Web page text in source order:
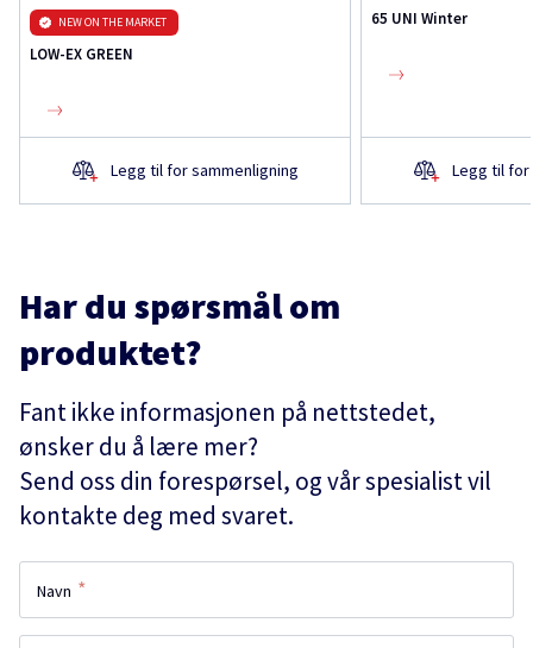
NEW ON THE MARKET
LOW-EX GREEN
Legg til for sammenligning
65 UNI Winter
Legg til for
Har du spørsmål om
produktet?
Fant ikke informasjonen på nettstedet,
ønsker du å lære mer?
Send oss din forespørsel, og vår spesialist vil
kontakte deg med svaret.
Navn *